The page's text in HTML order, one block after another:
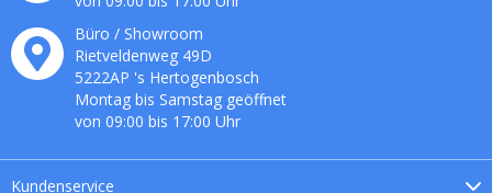
Kundenservice
Büro / Showroom
Rietveldenweg 49D
5222AP 's Hertogenbosch
Montag bis Samstag geöffnet
von 09:00 bis 17:00 Uhr